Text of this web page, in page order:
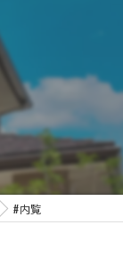
#内覧